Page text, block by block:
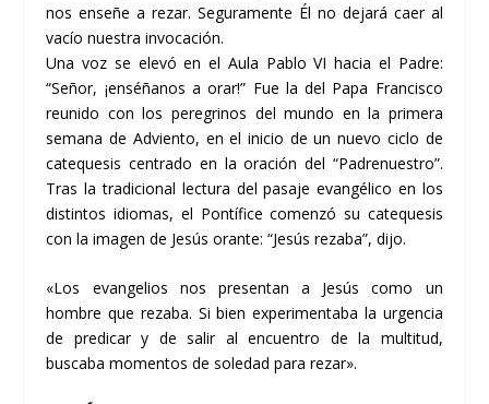
nos enseñe a rezar. Seguramente Él no dejará caer al
vacío nuestra invocación.
Una voz se elevó en el Aula Pablo VI hacia el Padre:
“Señor, ¡enséñanos a orar!” Fue la del Papa Francisco
reunido con los peregrinos del mundo en la primera
semana de Adviento, en el inicio de un nuevo ciclo de
catequesis centrado en la oración del “Padrenuestro”.
Tras la tradicional lectura del pasaje evangélico en los
distintos idiomas, el Pontífice comenzó su catequesis
con la imagen de Jesús orante: “Jesús rezaba”, dijo.
«Los evangelios nos presentan a Jesús como un
hombre que rezaba. Si bien experimentaba la urgencia
de predicar y de salir al encuentro de la multitud,
buscaba momentos de soledad para rezar».